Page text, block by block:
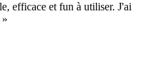
efficace et fun à utiliser. J'ai